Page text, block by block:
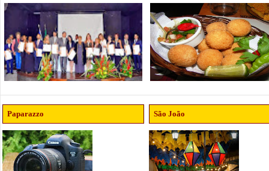
Paparazzo São João